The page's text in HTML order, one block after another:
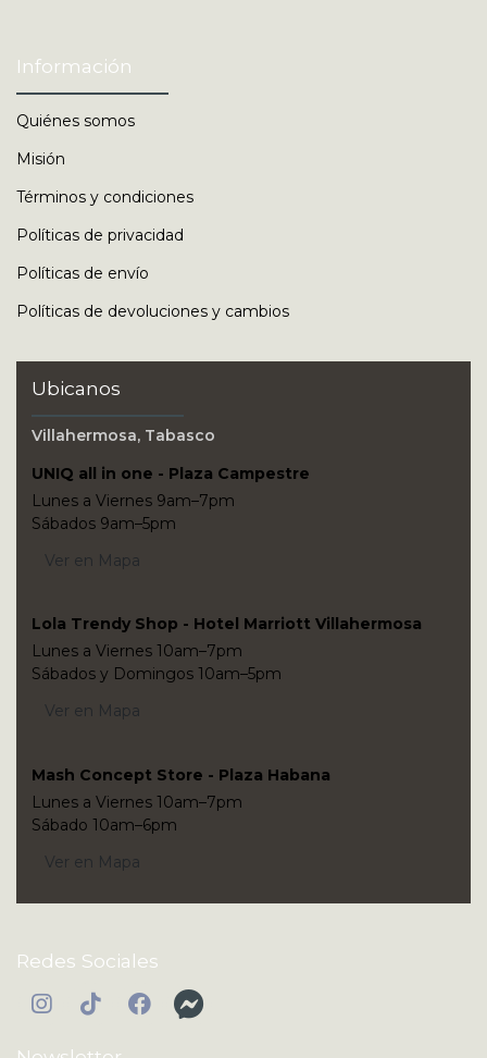
Información
Quiénes somos
Misión
Términos y condiciones
Políticas de privacidad
Políticas de envío
Políticas de devoluciones y cambios
Ubicanos
Villahermosa, Tabasco
UNIQ all in one - Plaza Campestre
Lunes a Viernes 9am–7pm
Sábados 9am–5pm
Ver en Mapa
Lola Trendy Shop - Hotel Marriott Villahermosa
Lunes a Viernes 10am–7pm
Sábados y Domingos 10am–5pm
Ver en Mapa
Mash Concept Store - Plaza Habana
Lunes a Viernes 10am–7pm
Sábado 10am–6pm
Ver en Mapa
Redes Sociales